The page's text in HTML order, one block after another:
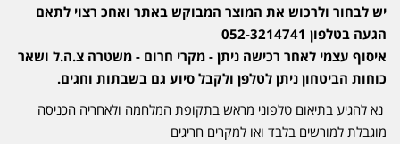
יש לבחור ולרכוש את המוצר המבוקש באתר ואחכ רצוי לתאם
הגעה בטלפון 052-3214741
איסוף עצמי לאחר רכישה ניתן - מקרי חרום - משטרה צ.ה.ל ושאר
כוחות הביטחון ניתן לטלפן ולקבל סיוע גם בשבתות וחגים.
נא להגיע בתיאום טלפוני מראש בתקופת המלחמה ולאחריה הכניסה
מוגבלת למורשים בלבד ואו למקרים חריגים